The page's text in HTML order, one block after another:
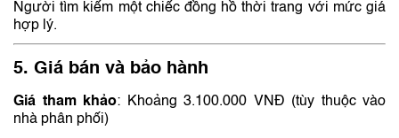
Người tìm kiếm một chiếc đồng hồ thời trang với mức giá
hợp lý.
5. Giá bán và bảo hành
Giá tham khảo:
Khoảng 3.100.000 VNĐ (tùy thuộc vào
nhà phân phối)